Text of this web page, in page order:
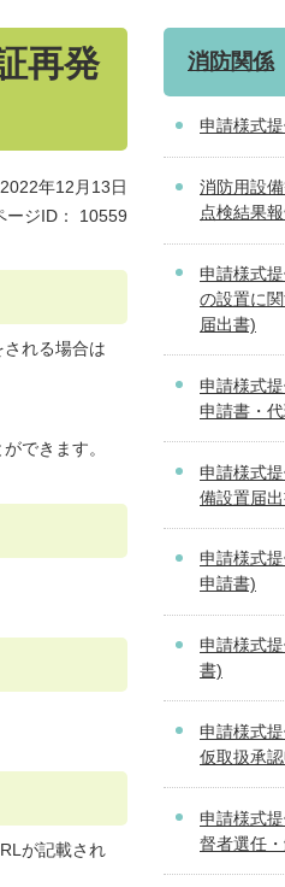
再発
年12月13日
ージID：
10559
れる場合は
できます。
が記載され
消防関係
申請様式
消防用設
点検結果
申請様式
の設置に
届出書)
申請様式
申請書・
申請様式
備設置届
申請様式
申請書)
申請様式
書)
申請様式
仮取扱承
申請様式
督者選任